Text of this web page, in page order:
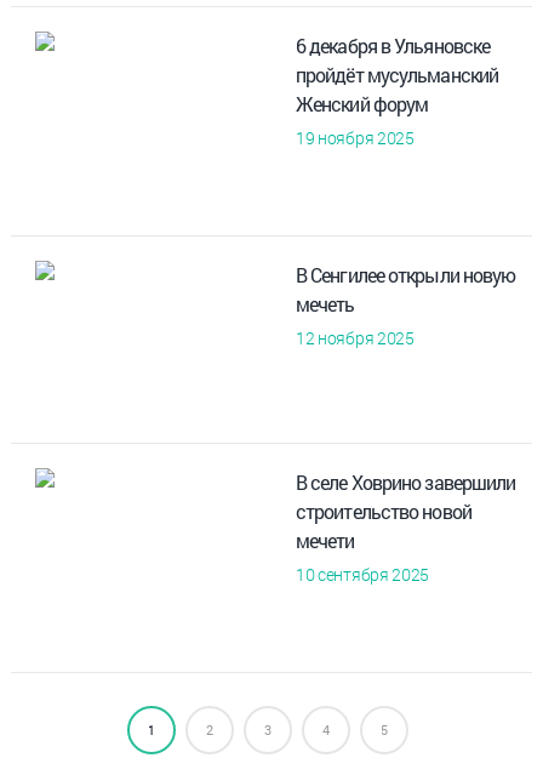
6 декабря в Ульяновске
пройдёт мусульманский
Женский форум
19 ноября 2025
В Сенгилее открыли новую
мечеть
12 ноября 2025
В селе Ховрино завершили
строительство новой
мечети
10 сентября 2025
1 2 3 4 5